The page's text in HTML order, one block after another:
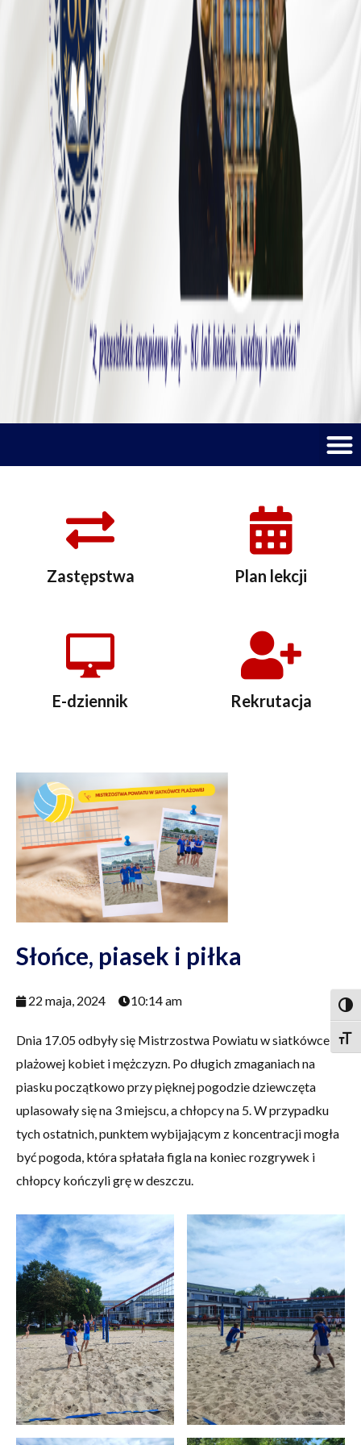
Zastępstwa Plan lekcji
E-dziennik Rekrutacja
Słońce, piasek i piłka
22 maja, 2024 10:14 am
Dnia 17.05 odbyły się Mistrzostwa Powiatu w siatkówce
plażowej kobiet i mężczyzn. Po długich zmaganiach na
piasku początkowo przy pięknej pogodzie dziewczęta
uplasowały się na 3 miejscu, a chłopcy na 5. W przypadku
tych ostatnich, punktem wybijającym z koncentracji mogła
być pogoda, która spłatała figla na koniec rozgrywek i
chłopcy kończyli grę w deszczu.